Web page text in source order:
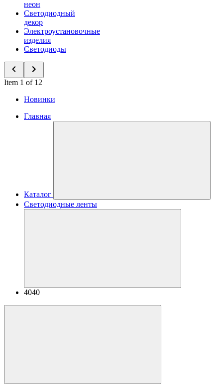
неон
Светодиодный
декор
Электроустановочные
изделия
Светодиоды
Item 1 of 12
Новинки
Главная
Каталог
Светодиодные ленты
4040